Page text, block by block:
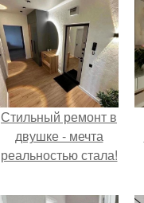
Стильный ремонт в
двушке - мечта
реальностью стала!